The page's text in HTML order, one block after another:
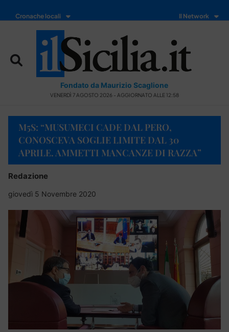
Cronache locali Il Network
Fondato da Maurizio Scaglione
VENERDÌ 7 AGOSTO 2026 - AGGIORNATO ALLE 12:58
M5S: “MUSUMECI CADE DAL PERO,
CONOSCEVA SOGLIE LIMITE DAL 30
APRILE. AMMETTI MANCANZE DI RAZZA”
Redazione
giovedì 5 Novembre 2020